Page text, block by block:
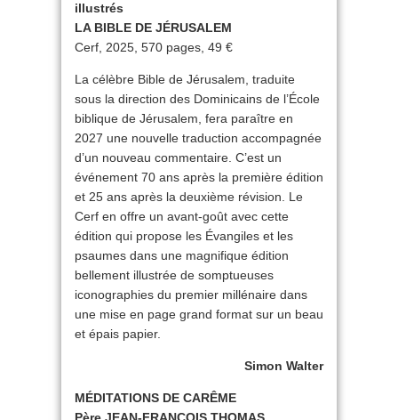
illustrés
LA BIBLE DE JÉRUSALEM
Cerf, 2025, 570 pages, 49 €
La célèbre Bible de Jérusalem, traduite
sous la direction des Dominicains de l’École
biblique de Jérusalem, fera paraître en
2027 une nouvelle traduction accompagnée
d’un nouveau commentaire. C’est un
événement 70 ans après la première édition
et 25 ans après la deuxième révision. Le
Cerf en offre un avant-goût avec cette
édition qui propose les Évangiles et les
psaumes dans une magnifique édition
bellement illustrée de somptueuses
iconographies du premier millénaire dans
une mise en page grand format sur un beau
et épais papier.
Simon Walter
MÉDITATIONS DE CARÊME